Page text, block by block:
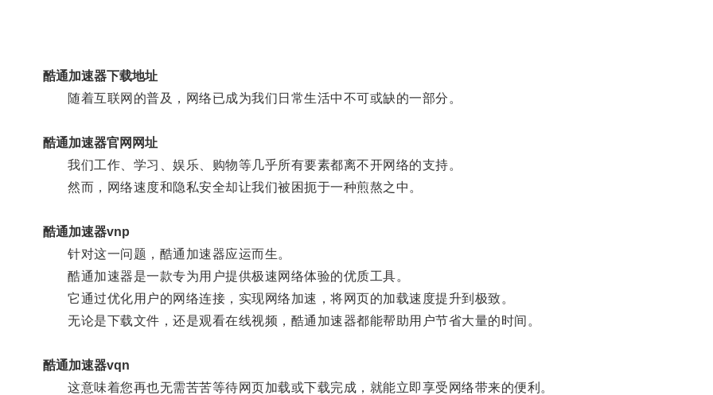
酷通加速器下载地址
随着互联网的普及，网络已成为我们日常生活中不可或缺的一部分。
酷通加速器官网网址
我们工作、学习、娱乐、购物等几乎所有要素都离不开网络的支持。
然而，网络速度和隐私安全却让我们被困扼于一种煎熬之中。
酷通加速器vnp
针对这一问题，酷通加速器应运而生。
酷通加速器是一款专为用户提供极速网络体验的优质工具。
它通过优化用户的网络连接，实现网络加速，将网页的加载速度提升到极致。
无论是下载文件，还是观看在线视频，酷通加速器都能帮助用户节省大量的时间。
酷通加速器vqn
这意味着您再也无需苦苦等待网页加载或下载完成，就能立即享受网络带来的便利。